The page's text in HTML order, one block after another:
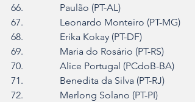
66.               Paulão (PT-AL)
67.               Leonardo Monteiro (PT-MG)
68.               Erika Kokay (PT-DF)
69.               Maria do Rosário (PT-RS)
70.               Alice Portugal (PCdoB-BA)
71. Benedita da Silva (PT-RJ)
72.               Merlong Solano (PT-PI)